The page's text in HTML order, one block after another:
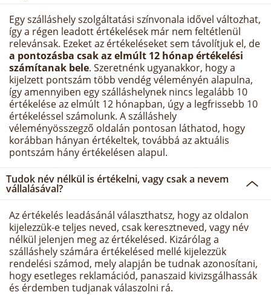
Egy szálláshely szolgáltatási színvonala idővel változhat,
így a régen leadott értékelések már nem feltétlenül
relevánsak. Ezeket az értékeléseket sem távolítjuk el, de
a pontozásba csak az elmúlt 12 hónap értékelési
számítanak bele. Szeretnénk ugyanakkor, hogy a
kijelzett pontszám több vendég véleményén alapulna,
így amennyiben egy szálláshelynek nincs legalább 10
értékelése az elmúlt 12 hónapban, úgy a legfrissebb 10
értékeléssel számolunk. A szálláshely
véleményösszegző oldalán pontosan láthatod, hogy
korábban hányan értékeltek, továbbá az aktuális
pontszám hány értékelésen alapul.
Tudok név nélkül is értékelni, vagy csak a nevem
vállalásával?
Az értékelés leadásánál választhatsz, hogy az oldalon
kijelezzük-e teljes neved, csak keresztneved, vagy név
nélkül jelenjen meg az értékelésed. Kizárólag a
szálláshely számára értékelésed mellé kijelezzük
rendelési számod, mely alapján be tudnak azonosítani,
hogy esetleges reklamációd, panaszaid kivizsgálhassák
és érdemben tudjanak válaszolni rá.